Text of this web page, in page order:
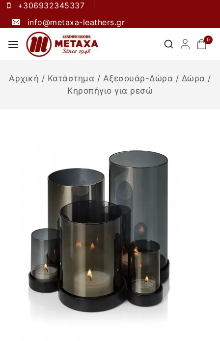
+306932345337
info@metaxa-leathers.gr
0
Αρχική / Κατάστημα / Αξεσουάρ-Δώρα / Δώρα /
Κηροπήγιο για ρεσώ